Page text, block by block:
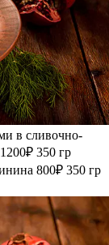
в сливочно-
1200₽ 350 гр
800₽ 350 гр